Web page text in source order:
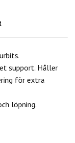
support. Håller
för extra
löpning.